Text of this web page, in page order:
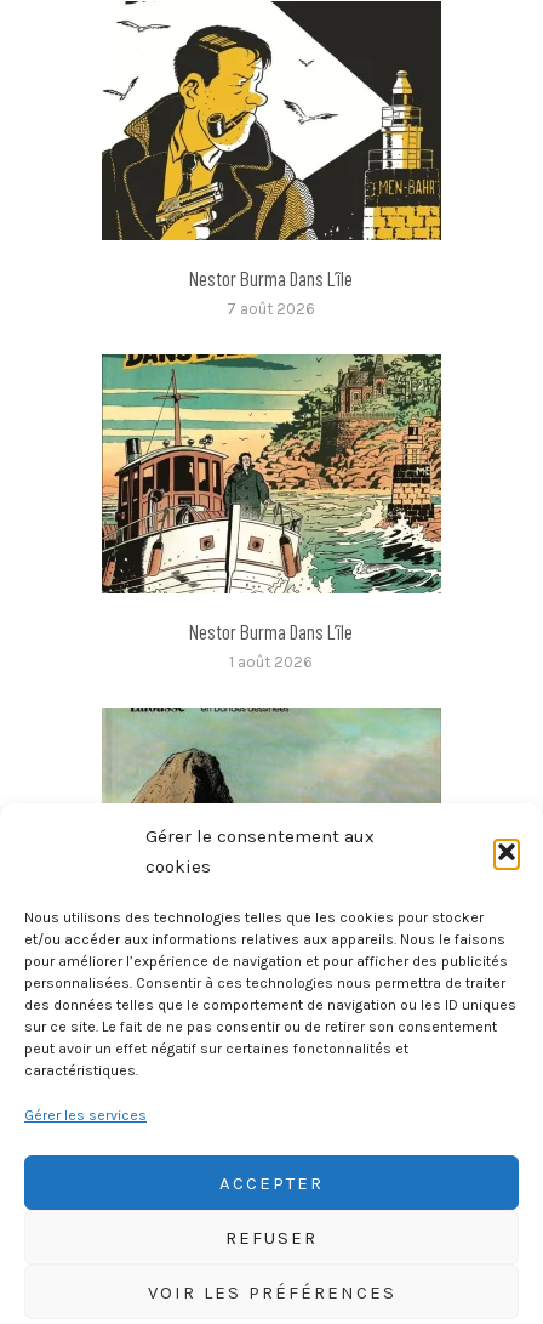
Gérer le consentement aux
cookies
Nous utilisons des technologies telles que les cookies pour stocker
et/ou accéder aux informations relatives aux appareils. Nous le faisons
pour améliorer l’expérience de navigation et pour afficher des publicités
personnalisées. Consentir à ces technologies nous permettra de traiter
des données telles que le comportement de navigation ou les ID uniques
sur ce site. Le fait de ne pas consentir ou de retirer son consentement
peut avoir un effet négatif sur certaines fonctonnalités et
caractéristiques.
Gérer les services
ACCEPTER
REFUSER
VOIR LES PRÉFÉRENCES
Nestor Burma Dans L’île
7 août 2026
Nestor Burma Dans L’île
1 août 2026
Histoire Des Provinces De France – La Bretagne
27 juillet 2026
HISTOIREGEOBD.COM